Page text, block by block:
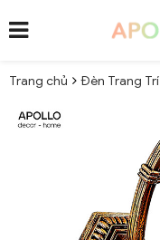
Trang chủ Đèn Trang Trí